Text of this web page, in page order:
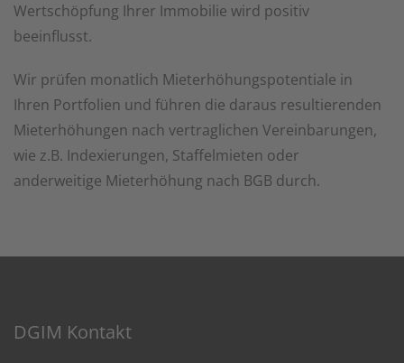
Wertschöpfung Ihrer Immobilie wird positiv
beeinflusst.
Wir prüfen monatlich Mieterhöhungspotentiale in
Ihren Portfolien und führen die daraus resultierenden
Mieterhöhungen nach vertraglichen Vereinbarungen,
wie z.B. Indexierungen, Staffelmieten oder
anderweitige Mieterhöhung nach BGB durch.
DGIM Kontakt